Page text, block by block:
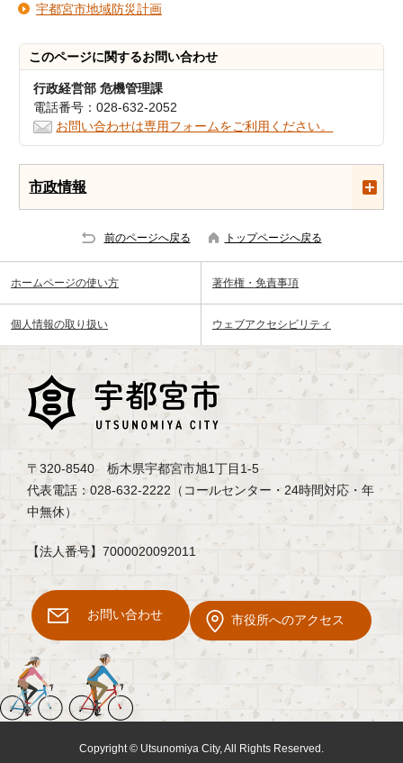
宇都宮市地域防災計画
このページに関するお問い合わせ
行政経営部 危機管理課
電話番号：028-632-2052
お問い合わせは専用フォームをご利用ください。
市政情報
前のページへ戻る トップページへ戻る
ホームページの使い方 著作権・免責事項
個人情報の取り扱い ウェブアクセシビリティ
〒320-8540 栃木県宇都宮市旭1丁目1-5
代表電話：028-632-2222（コールセンター・24時間対応・年
中無休）
【法人番号】7000020092011
お問い合わせ 市役所へのアクセス
Copyright © Utsunomiya City, All Rights Reserved.